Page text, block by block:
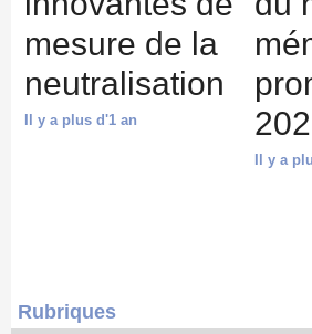
mesure de la
neutralisation
Il y a plus d'1 an
Il y a
Rubriques